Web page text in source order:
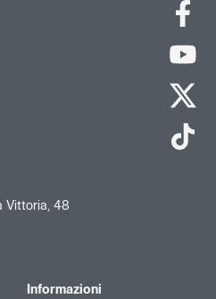
Vittoria, 48
Informazioni